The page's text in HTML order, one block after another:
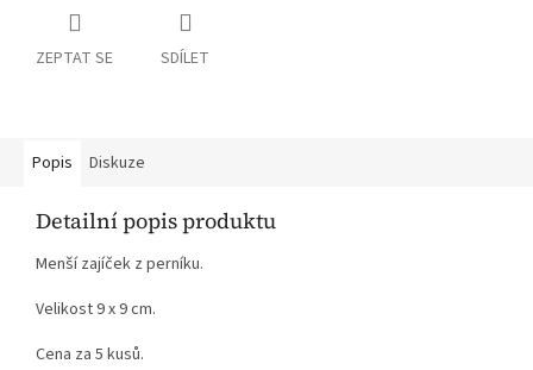
ZEPTAT SE SDÍLET
Popis Diskuze
Detailní popis produktu
Menší zajíček z perníku.
Velikost 9 x 9 cm.
Cena za 5 kusů.